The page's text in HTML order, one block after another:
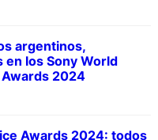
argentinos,
en los Sony World
2024
Awards 2024: todos